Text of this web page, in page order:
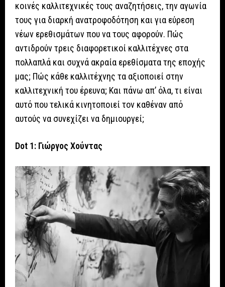
κοινές καλλιτεχνικές τους αναζητήσεις, την αγωνία
τους για διαρκή ανατροφοδότηση και για εύρεση
νέων ερεθισμάτων που να τους αφορούν. Πώς
αντιδρούν τρεις διαφορετικοί καλλιτέχνες στα
πολλαπλά και συχνά ακραία ερεθίσματα της εποχής
μας; Πώς κάθε καλλιτέχνης τα αξιοποιεί στην
καλλιτεχνική του έρευνα; Και πάνω απ’ όλα, τι είναι
αυτό που τελικά κινητοποιεί τον καθέναν από
αυτούς να συνεχίζει να δημιουργεί;
Dot 1: Γιώργος Χούντας